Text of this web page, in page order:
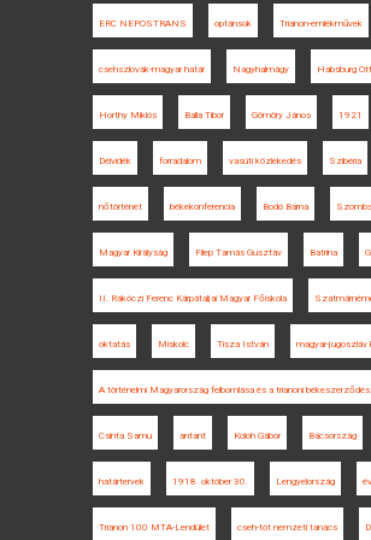
ERC NEPOSTRANS optánsok Trianon-emlékművek
csehszlovák-magyar határ Nagyhalmágy Habsburg
Horthy Miklós Balla Tibor Gömöry János 1921
Délvidék forradalom vasúti közlekedés Szibéria
nőtörténet békekonferencia Bodó Barna
Magyar Királyság Filep Tamás Gusztáv Batrina
II. Rákóczi Ferenc Kárpátaljai Magyar Főiskola
oktatás Miskolc Tisza István magyar-jugoszláv
A történelmi Magyarország felbomlása és a trianoni
Csinta Samu antant Koloh Gábor Bácsország
határtervek 1918. október 30. Lengyelország
Trianon 100 MTA-Lendület cseh-tót nemzeti tanács